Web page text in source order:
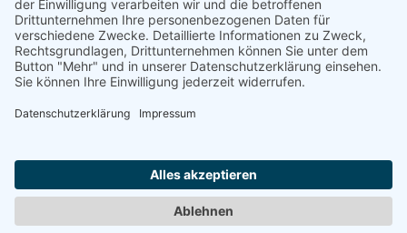
Telefon: 0345 - 478 233 67
Telefax: 0345 - 478 233 66
E-Mail:
peter.brock@objekt5.de
Internet:
www.objekt5.de
Hier finden Sie die
Datenschutzerkärung
Impressum
des Verkäufers.
KONTAKT